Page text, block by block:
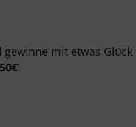
mit etwas Glück
50€!